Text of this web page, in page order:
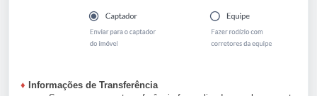
♦ Informações de Transferência